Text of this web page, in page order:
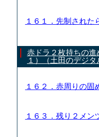
１６１．先制され
赤ドラ２枚持ちの
１）（土田のデジタ
１６２．赤周りの
１６３．残り２メ